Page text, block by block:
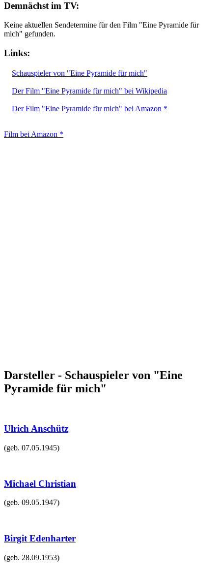
Demnächst im TV:
Keine aktuellen Sendetermine für den Film "Eine Pyramide für
mich" gefunden.
Links:
Schauspieler von "Eine Pyramide für mich"
Der Film "Eine Pyramide für mich" bei Wikipedia
Der Film "Eine Pyramide für mich" bei Amazon *
Film bei Amazon *
Darsteller - Schauspieler von "Eine
Pyramide für mich"
Ulrich Anschütz
(geb. 07.05.1945)
Michael Christian
(geb. 09.05.1947)
Birgit Edenharter
(geb. 28.09.1953)